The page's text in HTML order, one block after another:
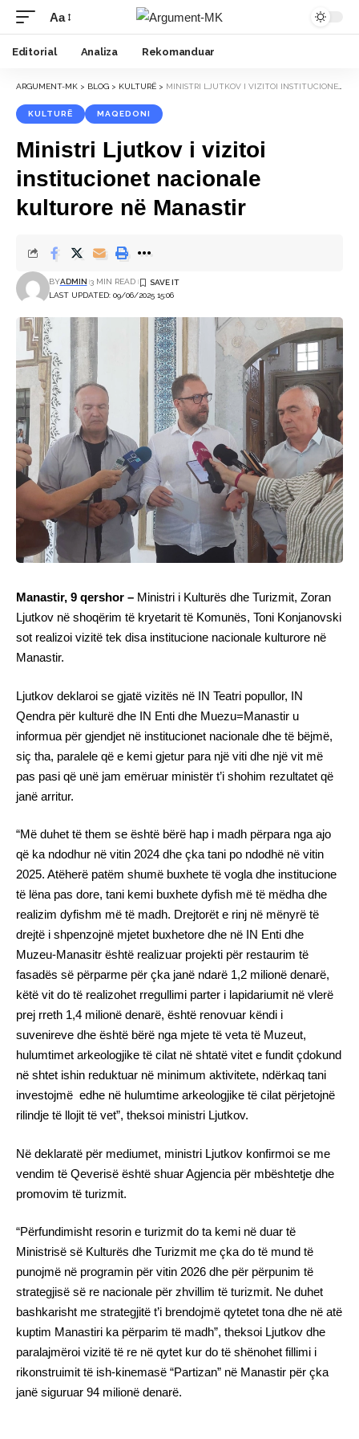
Font
Resizer
Aa
Editorial Analiza Rekomanduar
ARGUMENT-MK > BLOG > KULTURË > MINISTRI LJUTKOV I VIZITOI INSTITUCIONET NACIONALE KULTURORE NË MANASTIR
KULTURË MAQEDONI
Ministri Ljutkov i vizitoi
institucionet nacionale
kulturore në Manastir
LAST UPDATED: 09/06/2025 15:06
BYADMIN 3 MIN READ
Manastir, 9 qershor – Ministri i Kulturës dhe Turizmit, Zoran
Ljutkov në shoqërim të kryetarit të Komunës, Toni Konjanovski
sot realizoi vizitë tek disa institucione nacionale kulturore në
Manastir.
Ljutkov deklaroi se gjatë vizitës në IN Teatri popullor, IN
Qendra për kulturë dhe IN Enti dhe Muezu=Manastir u
informua për gjendjet në institucionet nacionale dhe të bëjmë,
siç tha, paralele që e kemi gjetur para një viti dhe një vit më
pas pasi që unë jam emëruar ministër t’i shohim rezultatet që
janë arritur.
“Më duhet të them se është bërë hap i madh përpara nga ajo
që ka ndodhur në vitin 2024 dhe çka tani po ndodhë në vitin
2025. Atëherë patëm shumë buxhete të vogla dhe institucione
të lëna pas dore, tani kemi buxhete dyfish më të mëdha dhe
realizim dyfishm më të madh. Drejtorët e rinj në mënyrë të
drejtë i shpenzojnë mjetet buxhetore dhe në IN Enti dhe
Muzeu-Manasitr është realizuar projekti për restaurim të
fasadës së përparme për çka janë ndarë 1,2 milionë denarë,
këtë vit do të realizohet rregullimi parter i lapidariumit në vlerë
prej rreth 1,4 milionë denarë, është renovuar këndi i
suvenireve dhe është bërë nga mjete të veta të Muzeut,
hulumtimet arkeologjike të cilat në shtatë vitet e fundit çdokund
në shtet ishin reduktuar në minimum aktivitete, ndërkaq tani
investojmë edhe në hulumtime arkeologjike të cilat përjetojnë
rilindje të llojit të vet”, theksoi ministri Ljutkov.
Në deklaratë për mediumet, ministri Ljutkov konfirmoi se me
vendim të Qeverisë është shuar Agjencia për mbështetje dhe
promovim të turizmit.
“Përfundimisht resorin e turizmit do ta kemi në duar të
Ministrisë së Kulturës dhe Turizmit me çka do të mund të
punojmë në programin për vitin 2026 dhe për përpunim të
strategjisë së re nacionale për zhvillim të turizmit. Ne duhet
bashkarisht me strategjitë t’i brendojmë qytetet tona dhe në atë
kuptim Manastiri ka përparim të madh”, theksoi Ljutkov dhe
paralajmëroi vizitë të re në qytet kur do të shënohet fillimi i
rikonstruimit të ish-kinemasë “Partizan” në Manastir për çka
janë siguruar 94 milionë denarë.